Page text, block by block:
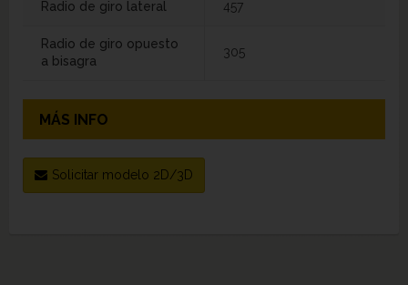
Radio de giro lateral 457
Radio de giro opuesto
a bisagra
305
MÁS INFO
Solicitar modelo 2D/3D